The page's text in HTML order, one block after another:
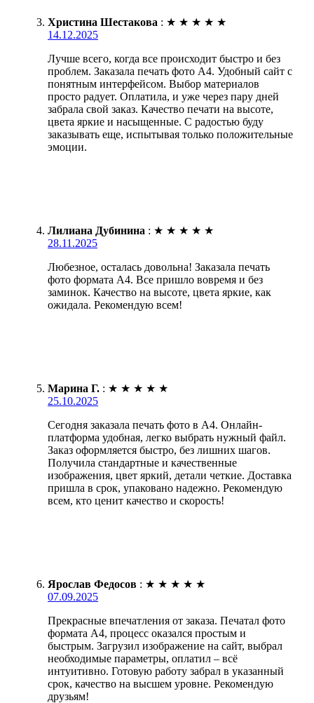
Христина Шестакова : ★ ★ ★ ★ ★
14.12.2025
Лучше всего, когда все происходит быстро и без
проблем. Заказала печать фото А4. Удобный сайт с
понятным интерфейсом. Выбор материалов
просто радует. Оплатила, и уже через пару дней
забрала свой заказ. Качество печати на высоте,
цвета яркие и насыщенные. С радостью буду
заказывать еще, испытывая только положительные
эмоции.
Лилиана Дубинина : ★ ★ ★ ★ ★
28.11.2025
Любезное, осталась довольна! Заказала печать
фото формата А4. Все пришло вовремя и без
заминок. Качество на высоте, цвета яркие, как
ожидала. Рекомендую всем!
Марина Г. : ★ ★ ★ ★ ★
25.10.2025
Сегодня заказала печать фото в А4. Онлайн-
платформа удобная, легко выбрать нужный файл.
Заказ оформляется быстро, без лишних шагов.
Получила стандартные и качественные
изображения, цвет яркий, детали четкие. Доставка
пришла в срок, упаковано надежно. Рекомендую
всем, кто ценит качество и скорость!
Ярослав Федосов : ★ ★ ★ ★ ★
07.09.2025
Прекрасные впечатления от заказа. Печатал фото
формата А4, процесс оказался простым и
быстрым. Загрузил изображение на сайт, выбрал
необходимые параметры, оплатил – всё
интуитивно. Готовую работу забрал в указанный
срок, качество на высшем уровне. Рекомендую
друзьям!